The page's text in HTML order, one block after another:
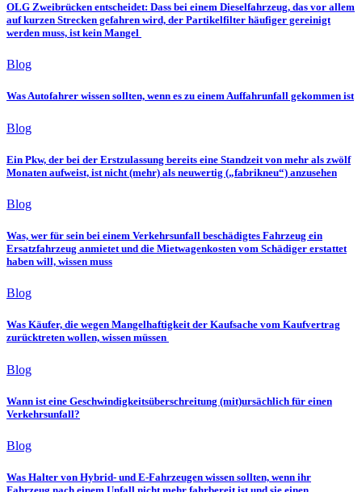
OLG Zweibrücken entscheidet: Dass bei einem Dieselfahrzeug, das vor allem
auf kurzen Strecken gefahren wird, der Partikelfilter häufiger gereinigt
werden muss, ist kein Mangel
Blog
Was Autofahrer wissen sollten, wenn es zu einem Auffahrunfall gekommen ist
Blog
Ein Pkw, der bei der Erstzulassung bereits eine Standzeit von mehr als zwölf
Monaten aufweist, ist nicht (mehr) als neuwertig („fabrikneu“) anzusehen
Blog
Was, wer für sein bei einem Verkehrsunfall beschädigtes Fahrzeug ein
Ersatzfahrzeug anmietet und die Mietwagenkosten vom Schädiger erstattet
haben will, wissen muss
Blog
Was Käufer, die wegen Mangelhaftigkeit der Kaufsache vom Kaufvertrag
zurücktreten wollen, wissen müssen
Blog
Wann ist eine Geschwindigkeitsüberschreitung (mit)ursächlich für einen
Verkehrsunfall?
Blog
Was Halter von Hybrid- und E-Fahrzeugen wissen sollten, wenn ihr